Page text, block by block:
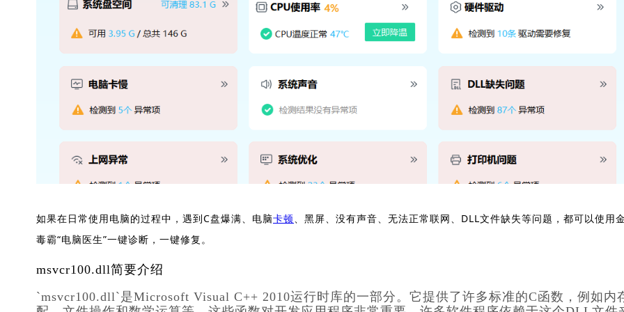
如果在日常使用电脑的过程中，遇到C盘爆满、电脑卡顿、黑屏、没有声音、无法正常联网、DLL文件缺失等问题，都可以使用
毒霸“电脑医生”一键诊断，一键修复。
msvcr100.dll简要介绍
`msvcr100.dll`是Microsoft Visual C++ 2010运行时库的一部分。它提供了许多标准的C函数，例如内